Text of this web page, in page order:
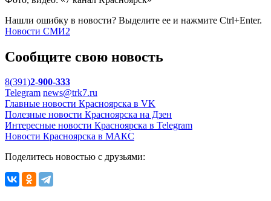
Нашли ошибку в новости? Выделите ее и нажмите Ctrl+Enter.
Новости СМИ2
Сообщите свою новость
8(391)2-900-333
Telegram news@trk7.ru
Главные новости Красноярска в VK
Полезные новости Красноярска на Дзен
Интересные новости Красноярска в Telegram
Новости Красноярска в МАКС
Поделитесь новостью с друзьями: